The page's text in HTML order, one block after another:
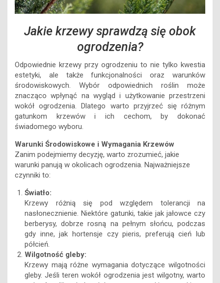
Jakie krzewy sprawdzą się obok
ogrodzenia?
Odpowiednie krzewy przy ogrodzeniu to nie tylko kwestia
estetyki, ale także funkcjonalności oraz warunków
środowiskowych. Wybór odpowiednich roślin może
znacząco wpłynąć na wygląd i użytkowanie przestrzeni
wokół ogrodzenia. Dlatego warto przyjrzeć się różnym
gatunkom krzewów i ich cechom, by dokonać
świadomego wyboru.
Warunki Środowiskowe i Wymagania Krzewów
Zanim podejmiemy decyzję, warto zrozumieć, jakie
warunki panują w okolicach ogrodzenia. Najważniejsze
czynniki to:
Światło:
Krzewy różnią się pod względem tolerancji na
nasłonecznienie. Niektóre gatunki, takie jak jałowce czy
berberysy, dobrze rosną na pełnym słońcu, podczas
gdy inne, jak hortensje czy pieris, preferują cień lub
półcień.
Wilgotność gleby:
Krzewy mają różne wymagania dotyczące wilgotności
gleby. Jeśli teren wokół ogrodzenia jest wilgotny, warto